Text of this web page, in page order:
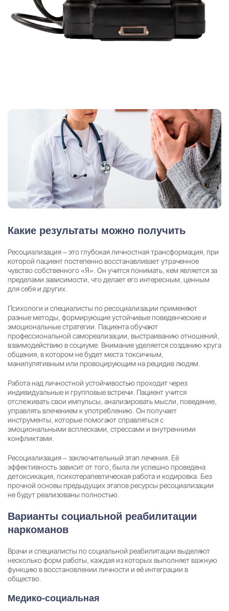
Какие результаты можно получить
Ресоциализация – это глубокая личностная трансформация, при
которой пациент постепенно восстанавливает утраченное
чувство собственного «Я». Он учится понимать, кем является за
пределами зависимости, что делает его интересным, ценным
для себя и других.
Психологи и специалисты по ресоциализации применяют
разные методы, формирующие устойчивые поведенческие и
эмоциональные стратегии. Пациента обучают
профессиональной самореализации, выстраиванию отношений,
взаимодействию в социуме. Внимание уделяется созданию круга
общения, в котором не будет места токсичным,
манипулятивным или провоцирующим на рецидив людям.
Работа над личностной устойчивостью проходит через
индивидуальные и групповые встречи. Пациент учится
отслеживать свои импульсы, анализировать мысли, поведение,
управлять влечением к употреблению. Он получает
инструменты, которые помогают справляться с
эмоциональными всплесками, стрессами и внутренними
конфликтами.
Ресоциализация – заключительный этап лечения. Её
эффективность зависит от того, была ли успешно проведена
детоксикация, психотерапевтическая работа и кодировка. Без
прочной основы предыдущих этапов ресурсы ресоциализации
не будут реализованы полностью.
Варианты социальной реабилитации
наркоманов
Врачи и специалисты по социальной реабилитации выделяют
несколько форм работы, каждая из которых выполняет важную
функцию в восстановлении личности и её интеграции в
общество.
Медико-социальная